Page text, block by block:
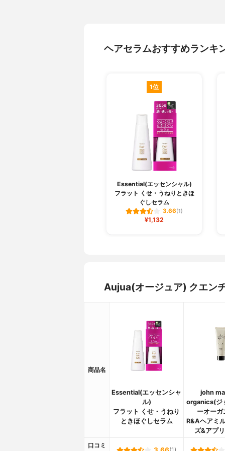
ヘアセラムおすすめランキ
1位
Essential(エッセンシャル)
フラット くせ・うねりときほ
ぐしセラム
3.66(1)
¥1,132
Aujua(オージュア) クエン
商品名
Essential(エッセンシャ
ル)
フラット くせ・うねり
ときほぐしセラム
john
organics(ジ
ーオーガ
R&Aヘアミ
ズ&アプ
口コミ